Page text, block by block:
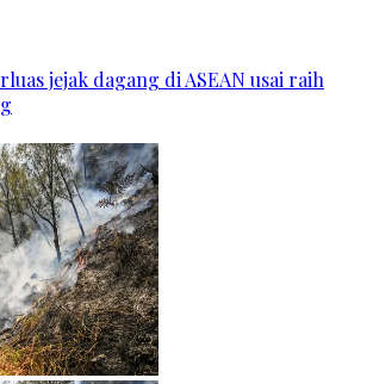
jejak dagang di ASEAN usai raih